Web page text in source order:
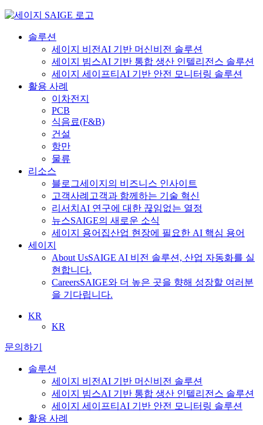
Skip
content솔루션
세이지 비전 AI 기반 머신비전 솔루션
세이지 빔스AI 기반 통합 생산 인텔리전스 솔루션
세이지 세이프티 AI 기반 안전 모니터링 솔루션
활용 사례
이차전지
PCB
식음료(F&B)
건설
항만
물류
리소스
블로그세이지의 비즈니스 인사이트
고객사례 고객과 함께하는 기술 혁신
리서치 AI 연구에 대한 끊임없는 열정
뉴스SAIGE의 새로운 소식
세이지 용어집산업 현장에 필요한 AI 핵심 용어
세이지
About UsSAIGE AI 비전 솔루션, 산업 자동화를 실
현합니다.
CareersSAIGE와 더 높은 곳을 향해 성장할 여러분
을 기다립니다.
KR
KR
문의하기
솔루션
세이지 비전 AI 기반 머신비전 솔루션
세이지 빔스AI 기반 통합 생산 인텔리전스 솔루션
세이지 세이프티 AI 기반 안전 모니터링 솔루션
활용 사례